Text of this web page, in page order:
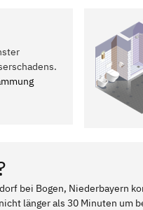
bei Bogen, Niederbayern
länger als 30 Minuten um